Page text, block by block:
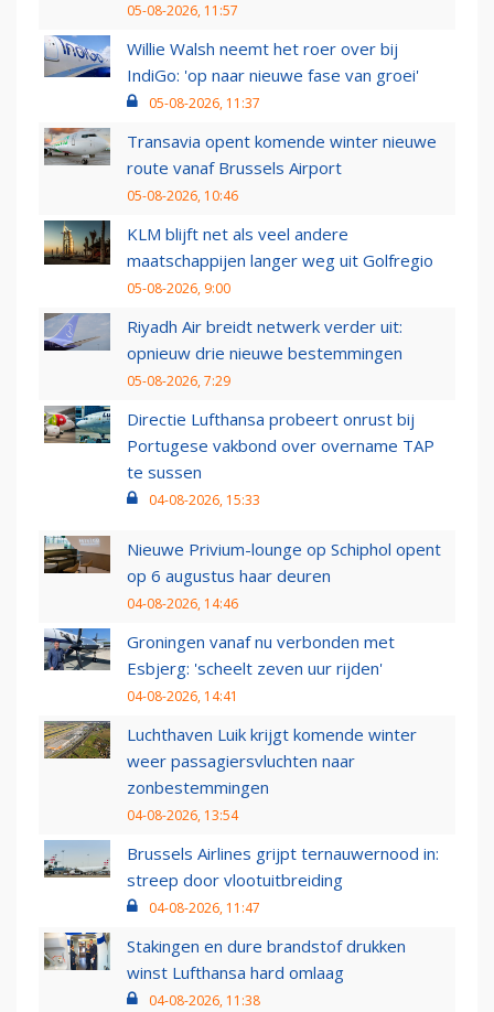
05-08-2026, 11:57
Willie Walsh neemt het roer over bij
IndiGo: 'op naar nieuwe fase van groei'
05-08-2026, 11:37
Transavia opent komende winter nieuwe
route vanaf Brussels Airport
05-08-2026, 10:46
KLM blijft net als veel andere
maatschappijen langer weg uit Golfregio
05-08-2026, 9:00
Riyadh Air breidt netwerk verder uit:
opnieuw drie nieuwe bestemmingen
05-08-2026, 7:29
Directie Lufthansa probeert onrust bij
Portugese vakbond over overname TAP
te sussen
04-08-2026, 15:33
Nieuwe Privium-lounge op Schiphol opent
op 6 augustus haar deuren
04-08-2026, 14:46
Groningen vanaf nu verbonden met
Esbjerg: 'scheelt zeven uur rijden'
04-08-2026, 14:41
Luchthaven Luik krijgt komende winter
weer passagiersvluchten naar
zonbestemmingen
04-08-2026, 13:54
Brussels Airlines grijpt ternauwernood in:
streep door vlootuitbreiding
04-08-2026, 11:47
Stakingen en dure brandstof drukken
winst Lufthansa hard omlaag
04-08-2026, 11:38